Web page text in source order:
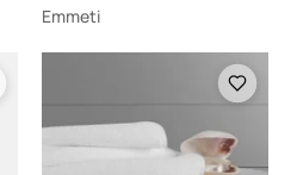
Emmeti